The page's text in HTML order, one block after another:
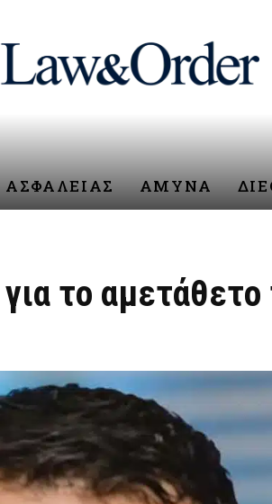
ΑΜΥΝΑ
το